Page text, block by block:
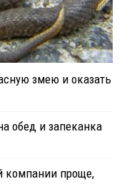
змею и оказать
обед и запеканка
компании проще,